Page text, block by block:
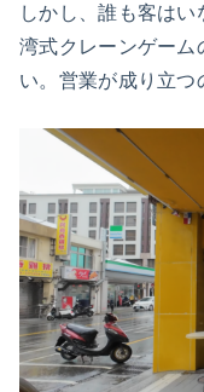
しかし、誰も客は
湾式クレーンゲーム
い。営業が成り立つ